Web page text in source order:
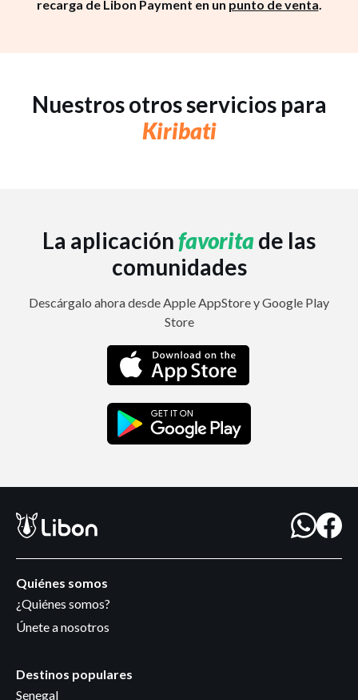
recarga de Libon Payment en un punto de venta.
Nuestros otros servicios para
Kiribati
La aplicaciónfavoritade las
comunidades
Descárgalo ahora desde Apple AppStore y Google Play
Store
Quiénes somos
¿Quiénes somos?
Únete a nosotros
Destinos populares
Senegal